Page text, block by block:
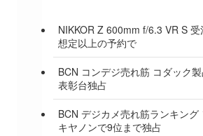
NIKKOR Z 600mm f/6.3 VR S 受
想定以上の予約で
BCN コンデジ売れ筋 コダック
表彰台独占
BCN デジカメ売れ筋ランキング
キヤノンで9位まで独占